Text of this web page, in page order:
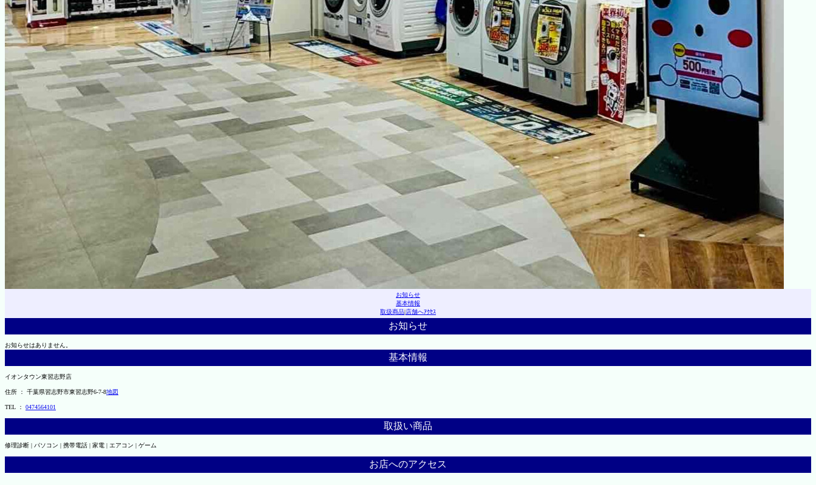
お知らせ
基本情報
取扱商品|店舗へｱｸｾｽ
お知らせ
お知らせはありません。
基本情報
イオンタウン東習志野店
住所 ： 千葉県習志野市東習志野6-7-8地図
TEL ： 0474564101
取扱い商品
修理診断 | パソコン | 携帯電話 | 家電 | エアコン | ゲーム
お店へのアクセス